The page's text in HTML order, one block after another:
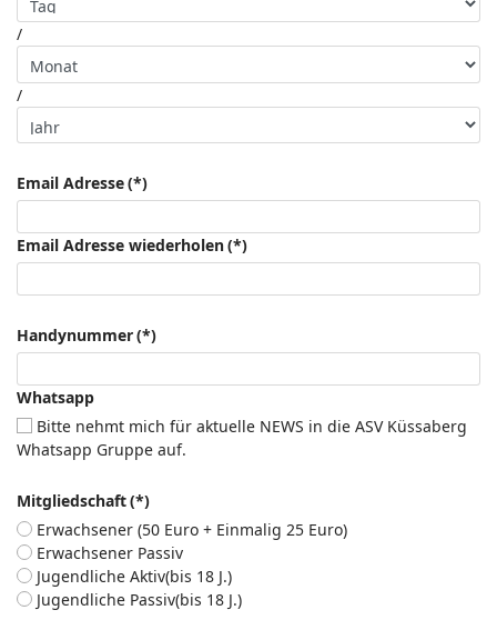
/
/
Email Adresse(*)
Email Adresse wiederholen(*)
Handynummer(*)
Whatsapp
Bitte nehmt mich für aktuelle NEWS in die ASV Küssaberg
Whatsapp Gruppe auf.
Mitgliedschaft(*)
Erwachsener (50 Euro + Einmalig 25 Euro)
Erwachsener Passiv
Jugendliche Aktiv(bis 18 J.)
Jugendliche Passiv(bis 18 J.)